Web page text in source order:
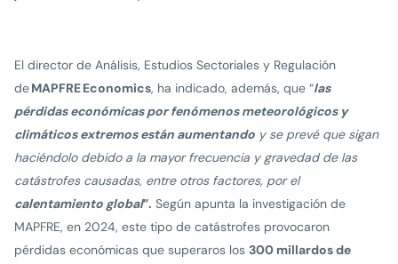
El director de Análisis, Estudios Sectoriales y Regulación
deMAPFREEconomics, ha indicado, además, que “las
pérdidas económicas por fenómenos meteorológicos y
climáticos extremos están aumentando y se prevé que sigan
haciéndolo debido a la mayor frecuencia y gravedad de las
catástrofes causadas, entre otros factores, por el
calentamiento global”. Según apunta la investigación de
MAPFRE, en 2024, este tipo de catástrofes provocaron
pérdidas económicas que superaros los 300 millardos de